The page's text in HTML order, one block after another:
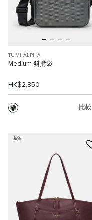
TUMI ALPHA
Medium 斜揹袋
HK$2,850
比較
新貨